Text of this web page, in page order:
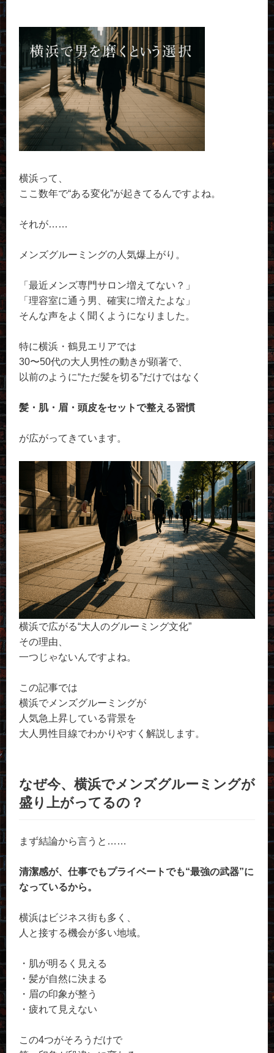
横浜って、
ここ数年で“ある変化”が起きてるんですよね。
それが……
メンズグルーミングの人気爆上がり。
「最近メンズ専門サロン増えてない？」
「理容室に通う男、確実に増えたよな」
そんな声をよく聞くようになりました。
特に横浜・鶴見エリアでは
30〜50代の大人男性の動きが顕著で、
以前のように“ただ髪を切る”だけではなく
髪・肌・眉・頭皮をセットで整える習慣
が広がってきています。
横浜で広がる“大人のグルーミング文化”
その理由、
一つじゃないんですよね。
この記事では
横浜でメンズグルーミングが
人気急上昇している背景を
大人男性目線でわかりやすく解説します。
なぜ今、横浜でメンズグルーミングが
盛り上がってるの？
まず結論から言うと……
清潔感が、仕事でもプライベートでも“最強の武器”に
なっているから。
横浜はビジネス街も多く、
人と接する機会が多い地域。
・肌が明るく見える
・髪が自然に決まる
・眉の印象が整う
・疲れて見えない
この4つがそろうだけで